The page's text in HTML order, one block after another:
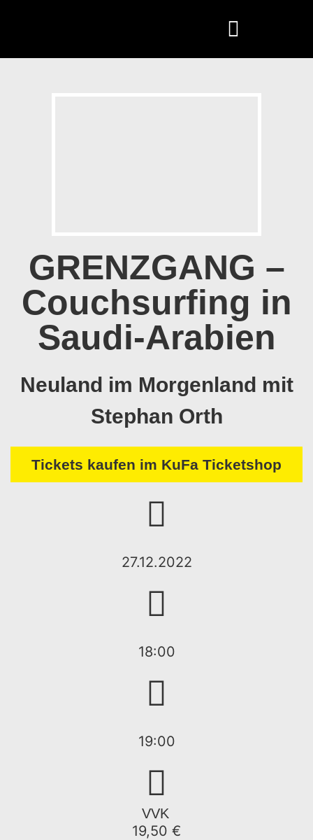
GRENZGANG –
Couchsurfing in
Saudi-Arabien
Neuland im Morgenland mit
Stephan Orth
Tickets kaufen im KuFa Ticketshop
27.12.2022
18:00
19:00
VVK
19,50 €